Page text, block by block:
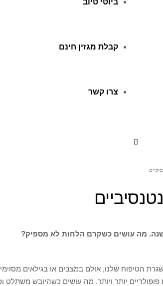
ביוטי טיוב
קבלת מגזין חינם
צרו קשר
מה עושים כשקרם הלחות לא מספיק?
הטיפוח שלנו, אולם במצבים או בגילאים
יותר ויותר. מה עושים כשהיובש משתלט